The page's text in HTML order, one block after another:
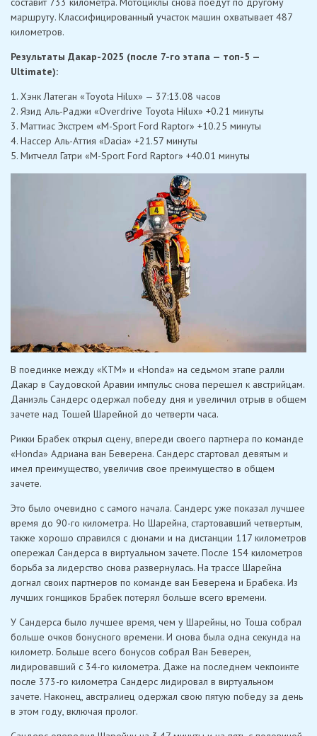
маршруту. Классифицированный участок машин охватывает 487
километров.
Результаты Дакар-2025 (после 7-го этапа — топ-5 —
Ultimate):
1. Хэнк Латеган «Toyota Hilux» — 37:13.08 часов
2. Язид Аль-Раджи «Overdrive Toyota Hilux» +0.21 минуты
3. Маттиас Экстрем «M-Sport Ford Raptor» +10.25 минуты
4. Нассер Аль-Аттия «Dacia» +21.57 минуты
5. Митчелл Гатри «M-Sport Ford Raptor» +40.01 минуты
В поединке между «KTM» и «Honda» на седьмом этапе ралли
Дакар в Саудовской Аравии импульс снова перешел к австрийцам.
Даниэль Сандерс одержал победу дня и увеличил отрыв в общем
зачете над Тошей Шарейной до четверти часа.
Рикки Брабек открыл сцену, впереди своего партнера по команде
«Honda» Адриана ван Беверена. Сандерс стартовал девятым и
имел преимущество, увеличив свое преимущество в общем
зачете.
Это было очевидно с самого начала. Сандерс уже показал лучшее
время до 90-го километра. Но Шарейна, стартовавший четвертым,
также хорошо справился с дюнами и на дистанции 117 километров
опережал Сандерса в виртуальном зачете. После 154 километров
борьба за лидерство снова развернулась. На трассе Шарейна
догнал своих партнеров по команде ван Беверена и Брабека. Из
лучших гонщиков Брабек потерял больше всего времени.
У Сандерса было лучшее время, чем у Шарейны, но Тоша собрал
больше очков бонусного времени. И снова была одна секунда на
километр. Больше всего бонусов собрал Ван Беверен,
лидировавший с 34-го километра. Даже на последнем чекпоинте
после 373-го километра Сандерс лидировал в виртуальном
зачете. Наконец, австралиец одержал свою пятую победу за день
в этом году, включая пролог.